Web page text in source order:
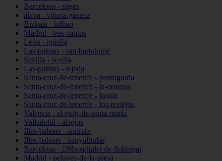
Barcelona - sitges
álava - vitoria-gasteiz
Bizkaia - bilbao
Madrid - tres-cantos
León - igüeña
Las-palmas - san-bartolomé
Sevilla - sevilla
Las-palmas - tejeda
Santa-cruz-de-tenerife - puntagorda
Santa-cruz-de-tenerife - la-orotava
Santa-cruz-de-tenerife - fasnia
Santa-cruz-de-tenerife - los-realejos
Valencia - el-puig-de-santa-maría
Valladolid - alaejos
Illes-balears - andratx
Illes-balears - banyalbufar
Barcelona - l39hospitalet-de-llobregat
Madrid - pelayos-de-la-presa